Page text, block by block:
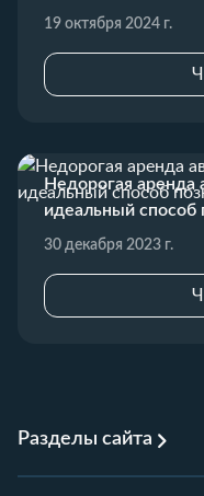
19 октября 2024 г.
Недорогая аренда
идеальный способ
30 декабря 2023 г.
Разделы сайта